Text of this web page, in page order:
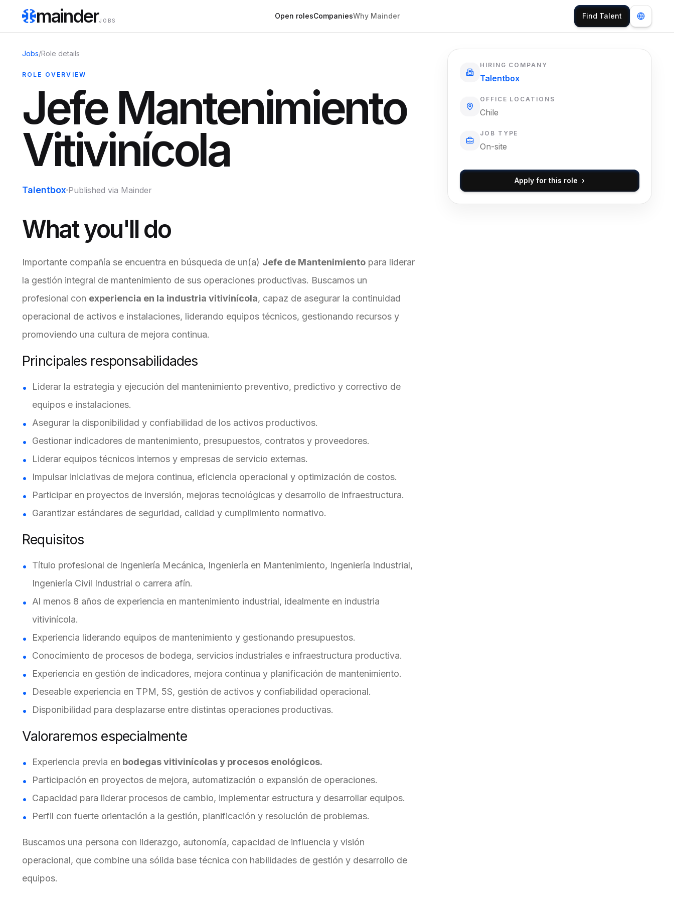
mainderJOBS
Open rolesCompaniesWhy Mainder Find Talent
Jobs/Role details
ROLE OVERVIEW
Jefe Mantenimiento
Vitivinícola
Talentbox Published via Mainder
What you'll do
Importante compañía se encuentra en búsqueda de un(a) Jefe de Mantenimiento para liderar
la gestión integral de mantenimiento de sus operaciones productivas. Buscamos un
profesional con experiencia en la industria vitivinícola, capaz de asegurar la continuidad
operacional de activos e instalaciones, liderando equipos técnicos, gestionando recursos y
promoviendo una cultura de mejora continua.
Principales responsabilidades
Liderar la estrategia y ejecución del mantenimiento preventivo, predictivo y correctivo de
equipos e instalaciones.
Asegurar la disponibilidad y confiabilidad de los activos productivos.
Gestionar indicadores de mantenimiento, presupuestos, contratos y proveedores.
Liderar equipos técnicos internos y empresas de servicio externas.
Impulsar iniciativas de mejora continua, eficiencia operacional y optimización de costos.
Participar en proyectos de inversión, mejoras tecnológicas y desarrollo de infraestructura.
Garantizar estándares de seguridad, calidad y cumplimiento normativo.
Requisitos
Título profesional de Ingeniería Mecánica, Ingeniería en Mantenimiento, Ingeniería Industrial,
Ingeniería Civil Industrial o carrera afín.
Al menos 8 años de experiencia en mantenimiento industrial, idealmente en industria
vitivinícola.
Experiencia liderando equipos de mantenimiento y gestionando presupuestos.
Conocimiento de procesos de bodega, servicios industriales e infraestructura productiva.
Experiencia en gestión de indicadores, mejora continua y planificación de mantenimiento.
Deseable experiencia en TPM, 5S, gestión de activos y confiabilidad operacional.
Disponibilidad para desplazarse entre distintas operaciones productivas.
Valoraremos especialmente
Experiencia previa en bodegas vitivinícolas y procesos enológicos.
Participación en proyectos de mejora, automatización o expansión de operaciones.
Capacidad para liderar procesos de cambio, implementar estructura y desarrollar equipos.
Perfil con fuerte orientación a la gestión, planificación y resolución de problemas.
Buscamos una persona con liderazgo, autonomía, capacidad de influencia y visión
operacional, que combine una sólida base técnica con habilidades de gestión y desarrollo de
equipos.
HIRING COMPANY
Talentbox
OFFICE LOCATIONS
Chile
JOB TYPE
On-site
Apply for this role ›